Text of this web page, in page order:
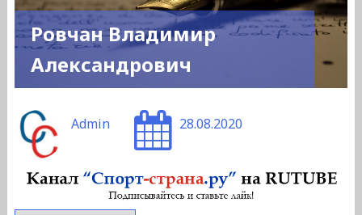
Ровчан Владимир
Александрович
Admin 28.08.2020